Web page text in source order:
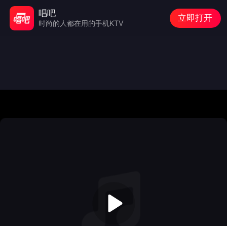
唱吧
时尚的人都在用的手机KTV
立即打开